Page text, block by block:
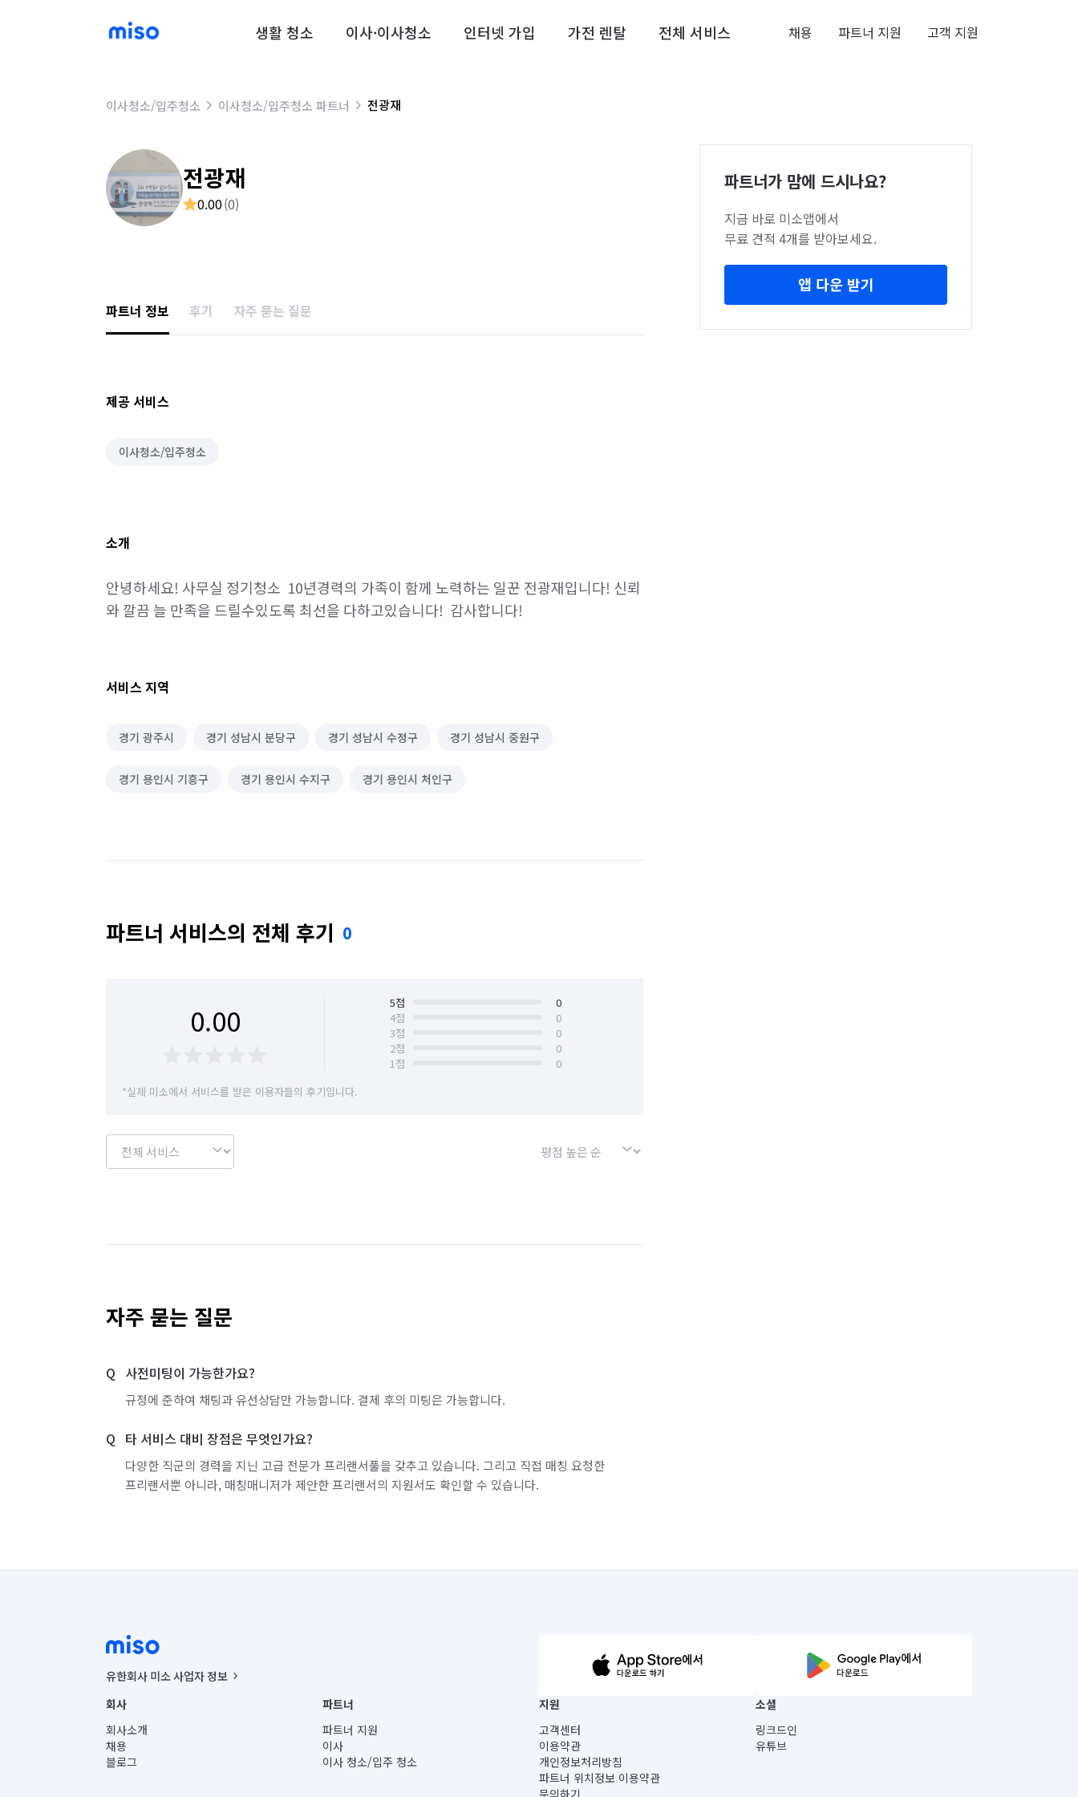
생활 청소 이사·이사청소 인터넷 가입 가전 렌탈 전체 서비스 채용 파트너 지원 고객 지원
이사청소/입주청소 이사청소/입주청소 파트너 전광재
전광재
0.00(0)
파트너 정보 후기 자주 묻는 질문
제공 서비스
이사청소/입주청소
소개
안녕하세요! 사무실 정기청소  10년경력의 가족이 함께 노력하는 일꾼 전광재입니다! 신뢰
와 깔끔 늘 만족을 드릴수있도록 최선을 다하고있습니다!  감사합니다!
서비스 지역
경기 광주시 경기 성남시 분당구 경기 성남시 수정구 경기 성남시 중원구
경기 용인시 기흥구 경기 용인시 수지구 경기 용인시 처인구
파트너 서비스의 전체 후기 0
0.00 5점
0
4점
0
3점
0
2점
0
1점
0
*실제 미소에서 서비스를 받은 이용자들의 후기입니다.
자주 묻는 질문
사전미팅이 가능한가요?
규정에 준하여 채팅과 유선상담만 가능합니다. 결제 후의 미팅은 가능합니다.
타 서비스 대비 장점은 무엇인가요?
다양한 직군의 경력을 지닌 고급 전문가 프리랜서풀을 갖추고 있습니다. 그리고 직접 매칭 요청한
프리랜서뿐 아니라, 매칭매니저가 제안한 프리랜서의 지원서도 확인할 수 있습니다.
파트너가 맘에 드시나요?
지금 바로 미소앱에서
무료 견적 4개를 받아보세요.
앱 다운 받기
유한회사 미소 사업자 정보
사업자등록번호 : 291-87-00271 | 인허가번호 : 2016-3220163-14-5-00019 |
통신판매신고번호 : 2024-서울종로-1400(공정거래위원회 정보) |
대표이사 : CHING VICTOR COLUMBIA RHEE
주소 | 본사: 서울특별시 종로구 율곡로 6(중학동, 트윈트리빌딩) B동 5층
컨택센터 : 서울특별시 종로구 수송동 율곡로 24, 7층, 8층 미소
회사
회사소개
채용
블로그
파트너
파트너 지원
이사
이사 청소/입주 청소
지원
고객센터
이용약관
개인정보처리방침
파트너 위치정보 이용약관
문의하기
소셜
링크드인
유튜브